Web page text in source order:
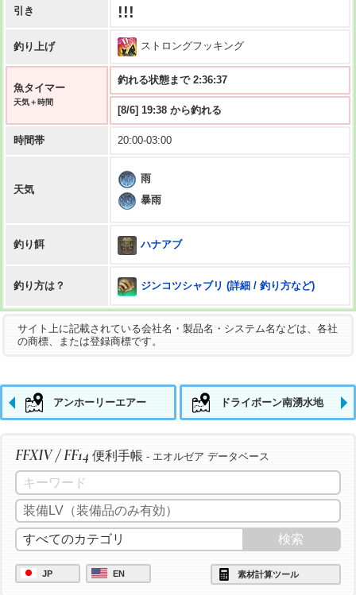
引き !!!
釣り上げ ストロングフッキング
魚タイマー
天気＋時間
釣れる状態まで 2:36:36
[8/6] 19:38 から釣れる
時間帯 20:00-03:00
天気
雨
暴雨
釣り餌 ハナアブ
釣り方は？ ジンコツシャブリ (詳細 / 釣り方など)
サイト上に記載されている会社名・製品名・システム名などは、各社
の商標、または登録商標です。
アンホーリーエアー ドライボーン南湧水地
FFXIV / FF14 便利手帳 - エオルゼア データベース
JP EN 素材計算ツール